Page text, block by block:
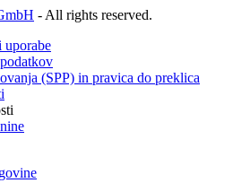
- All rights reserved.
uporabe
(SPP) in pravica do preklica